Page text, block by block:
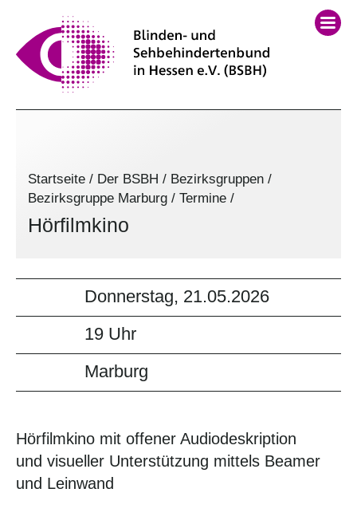
Startseite / Der BSBH / Bezirksgruppen /
Bezirksgruppe Marburg / Termine /
Hörfilmkino
Donnerstag, 21.05.2026
19 Uhr
Marburg
Hörfilmkino mit offener Audiodeskription
und visueller Unterstützung mittels Beamer
und Leinwand